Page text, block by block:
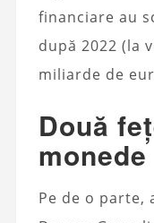
financiare au
după 2022 (la
miliarde de
Două
monede
Pe de o parte,